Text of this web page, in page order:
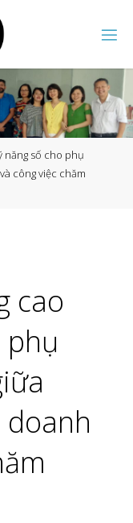
năng số cho phụ
công việc chăm
cao
phụ